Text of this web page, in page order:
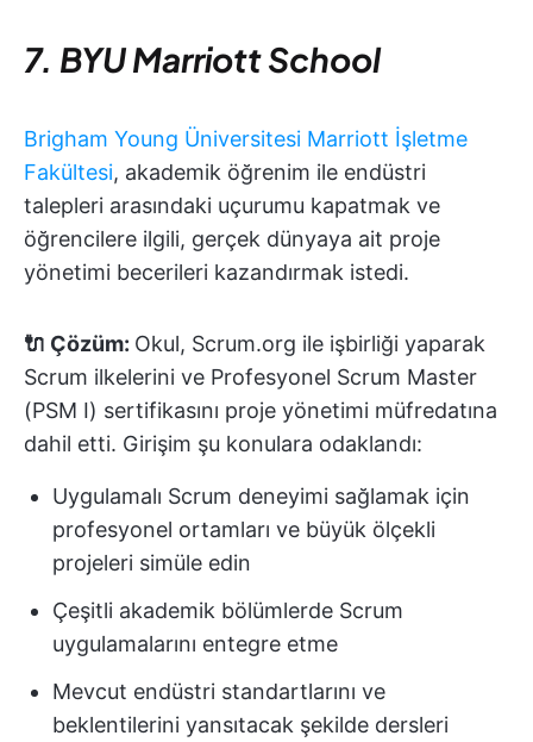
7. BYU Marriott School
Brigham Young Üniversitesi Marriott İşletme
Fakültesi, akademik öğrenim ile endüstri
talepleri arasındaki uçurumu kapatmak ve
öğrencilere ilgili, gerçek dünyaya ait proje
yönetimi becerileri kazandırmak istedi.
🔌 Çözüm: Okul, Scrum.org ile işbirliği yaparak
Scrum ilkelerini ve Profesyonel Scrum Master
(PSM I) sertifikasını proje yönetimi müfredatına
dahil etti. Girişim şu konulara odaklandı:
Uygulamalı Scrum deneyimi sağlamak için
profesyonel ortamları ve büyük ölçekli
projeleri simüle edin
Çeşitli akademik bölümlerde Scrum
uygulamalarını entegre etme
Mevcut endüstri standartlarını ve
beklentilerini yansıtacak şekilde dersleri